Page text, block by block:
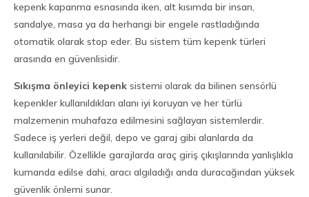
kepenk kapanma esnasında iken, alt kısımda bir insan,
sandalye, masa ya da herhangi bir engele rastladığında
otomatik olarak stop eder. Bu sistem tüm kepenk türleri
arasında en güvenlisidir.
Sıkışma önleyici kepenk sistemi olarak da bilinen sensörlü
kepenkler kullanıldıkları alanı iyi koruyan ve her türlü
malzemenin muhafaza edilmesini sağlayan sistemlerdir.
Sadece iş yerleri değil, depo ve garaj gibi alanlarda da
kullanılabilir. Özellikle garajlarda araç giriş çıkışlarında yanlışlıkla
kumanda edilse dahi, aracı algıladığı anda duracağından yüksek
güvenlik önlemi sunar.